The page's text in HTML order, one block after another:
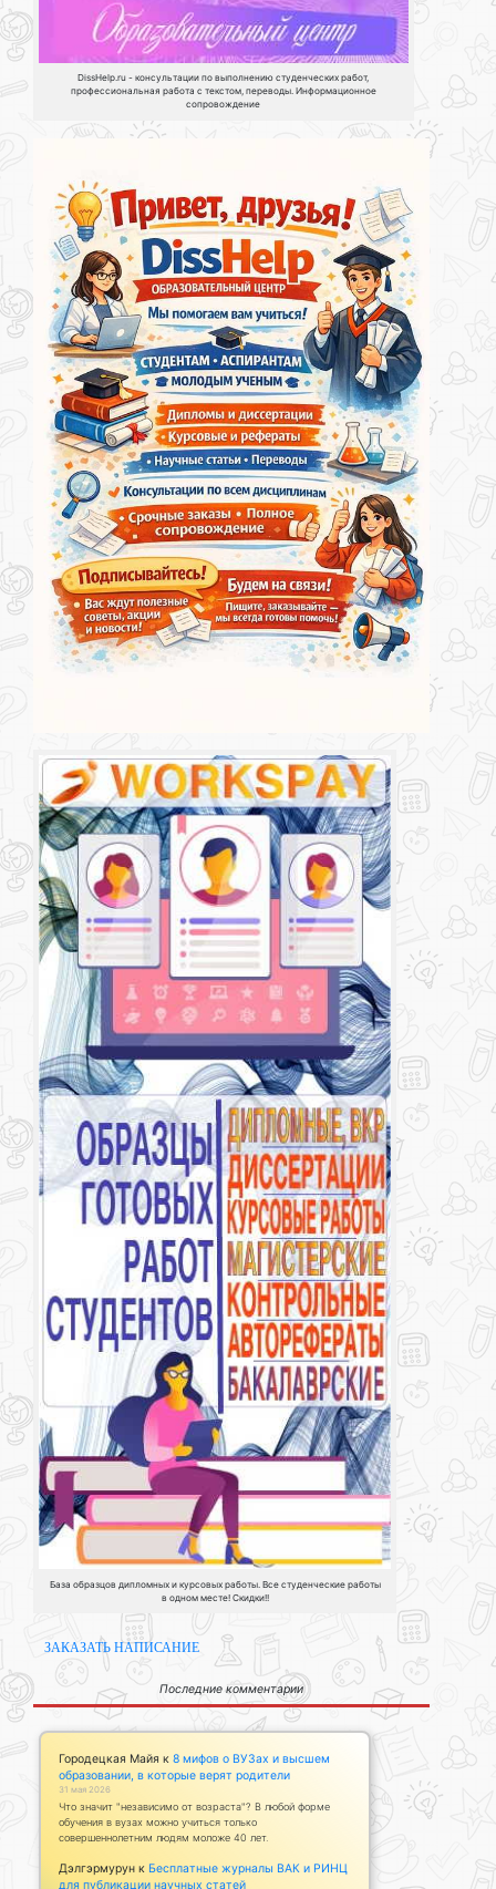
DissHelp.ru - консультации по выполнению студенческих работ,
профессиональная работа с текстом, переводы. Информационное
сопровождение
База образцов дипломных и курсовых работы. Все студенческие работы
в одном месте! Скидки!!
ЗАКАЗАТЬ НАПИСАНИЕ
Последние комментарии
Городецкая Майя к 8 мифов о ВУЗах и высшем
образовании, в которые верят родители
31 мая 2026
Что значит "независимо от возраста"? В любой форме
обучения в вузах можно учиться только
совершеннолетним людям моложе 40 лет.
Дэлгэрмурун к Бесплатные журналы ВАК и РИНЦ
для публикации научных статей